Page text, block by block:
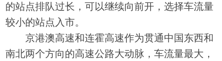
的站点排队过长，可以继续向前开，选择车流量
较小的站点入市。
京港澳高速和连霍高速作为贯通中国东西和
南北两个方向的高速公路大动脉，车流量最大，